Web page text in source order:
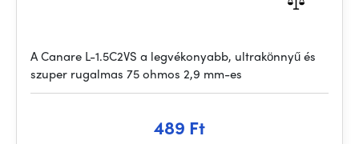
A Canare L-1.5C2VS a legvékonyabb, ultrakönnyű és
szuper rugalmas 75 ohmos 2,9 mm-es
489 Ft